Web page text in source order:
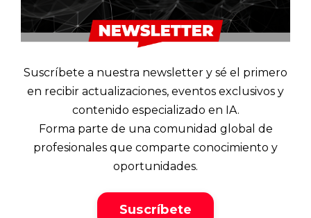
Suscríbete a nuestra newsletter y sé el primero
en recibir actualizaciones, eventos exclusivos y
contenido especializado en IA.
Forma parte de una comunidad global de
profesionales que comparte conocimiento y
oportunidades.
Suscríbete